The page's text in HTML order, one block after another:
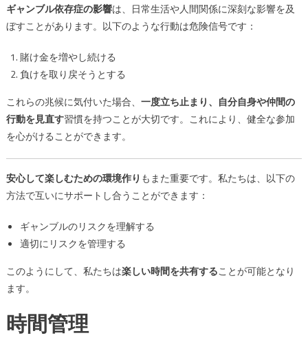
ギャンブル依存症の影響は、日常生活や人間関係に深刻な影響を及
ぼすことがあります。以下のような行動は危険信号です：
賭け金を増やし続ける
負けを取り戻そうとする
これらの兆候に気付いた場合、 一度立ち止まり、自分自身や仲間の
行動を見直す習慣を持つことが大切です。これにより、健全な参加
を心がけることができます。
安心して楽しむための環境作り もまた重要です。私たちは、以下の
方法で互いにサポートし合うことができます：
ギャンブルのリスクを理解する
適切にリスクを管理する
このようにして、私たちは楽しい時間を共有することが可能となり
ます。
時間管理